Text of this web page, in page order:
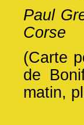
Paul
Corse
(Carte
de
matin,